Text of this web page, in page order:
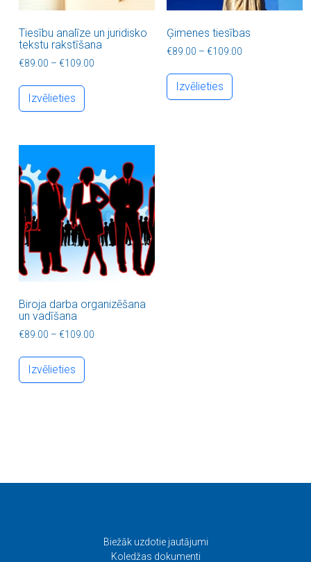
Tiesību analīze un juridisko
tekstu rakstīšana
€89.00 – €109.00
Izvēlieties
This product has multiple variants. The
Ģimenes tiesības
€89.00 – €109.00Price range:
Izvēlieties
Biroja darba organizēšana
un vadīšana
€89.00 – €109.00
Izvēlieties
Biežāk uzdotie jautājumi
Koledžas dokumenti